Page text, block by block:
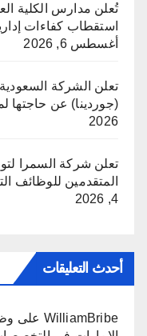
تُعلن مدارس الكلية
استقطاب كفاءات إدارية
أغسطس 6, 2026
تعلن الشركة السعودية
(جوردينا) عن حاجتها
2026
تعلن شركة السمرا
المتقدمين للوظائف
4, 2026
أحدث التعليقات
WilliamBribe على